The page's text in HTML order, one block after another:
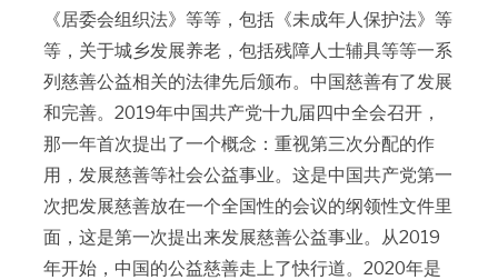
《居委会组织法》等等，包括《未成年人保护法》等
等，关于城乡发展养老，包括残障人士辅具等等一系
列慈善公益相关的法律先后颁布。中国慈善有了发展
和完善。2019年中国共产党十九届四中全会召开，
那一年首次提出了一个概念：重视第三次分配的作
用，发展慈善等社会公益事业。这是中国共产党第一
次把发展慈善放在一个全国性的会议的纲领性文件里
面，这是第一次提出来发展慈善公益事业。从2019
年开始，中国的公益慈善走上了快行道。2020年是